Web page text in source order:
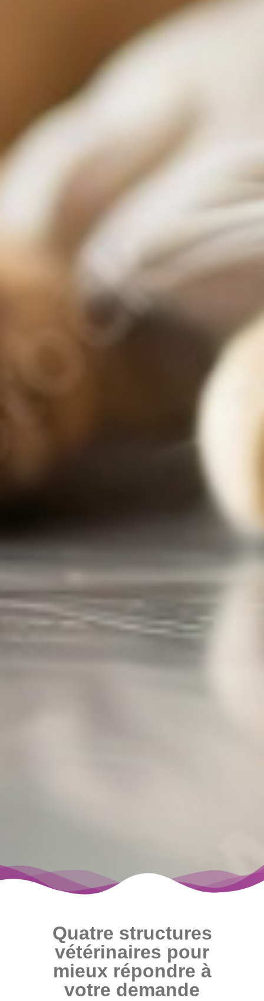
Quatre structures
vétérinaires pour
mieux répondre à
votre demande